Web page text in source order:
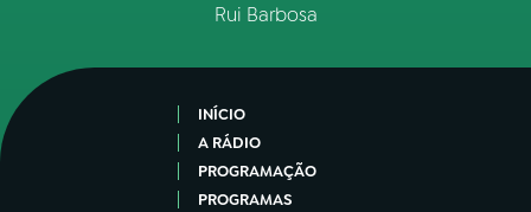
Rui Barbosa
INÍCIO
A RÁDIO
PROGRAMAÇÃO
PROGRAMAS